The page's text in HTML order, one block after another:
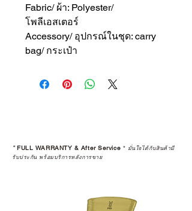
Fabric/ ผ้า: Polyester/
โพลีเอสเตอร์
Accessory/ อุปกรณ์ในชุด: carry
bag/ กระเป๋า
*FULL WARRANTY & After Service * มั่นใจได้กับสินค้ามี
รับประกัน พร้อมบริการหลังการขาย